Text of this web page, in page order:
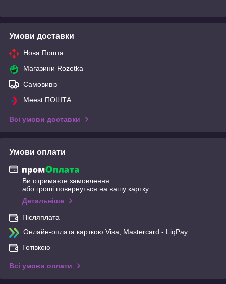
Умови доставки
Нова Пошта
Магазини Rozetka
Самовивіз
Meest ПОШТА
Всі умови доставки
Умови оплати
Ви отримаєте замовлення
або гроші повернуться на вашу картку
Детальніше
Післяплата
Онлайн-оплата карткою Visa, Mastercard - LiqPay
Готівкою
Всі умови оплати